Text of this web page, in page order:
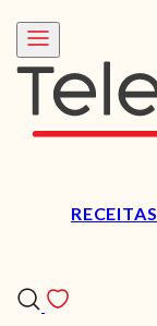
RECEITAS